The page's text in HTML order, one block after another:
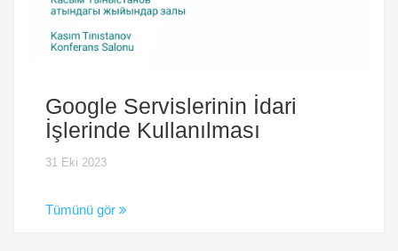
Google Servislerinin İdari
İşlerinde Kullanılması
31 Eki 2023
Tümünü gör